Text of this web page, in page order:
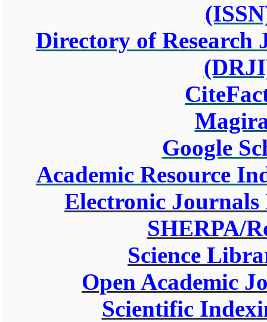
Directory of Research
Google
Academic Resource
Electronic
SHERPA/
Science
Open Academic
Scientific